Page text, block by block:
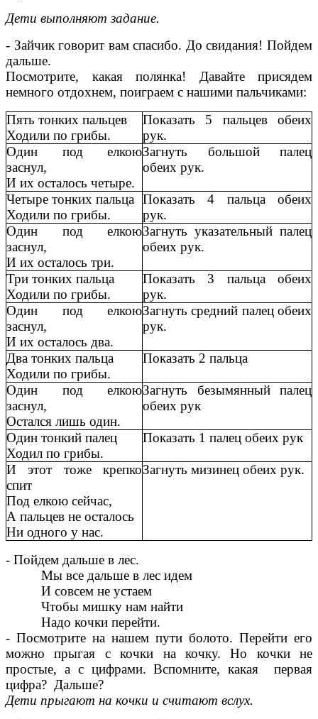
Дети выполняют задание.
- Зайчик говорит вам спасибо. До свидания! Пойдем
дальше.
Посмотрите, какая полянка! Давайте присядем
немного отдохнем, поиграем с нашими пальчиками:
Пять тонких пальцев
Ходили по грибы.
Показать 5 пальцев обеих
рук.
Один под елкою
заснул,
И их осталось четыре.
Загнуть большой палец
обеих рук.
Четыре тонких пальца
Ходили по грибы.
Показать 4 пальца обеих
рук.
Один под елкою
заснул,
И их осталось три.
Загнуть указательный палец
обеих рук.
Три тонких пальца
Ходили по грибы.
Показать 3 пальца обеих
рук.
Один под елкою
заснул,
И их осталось два.
Загнуть средний палец обеих
рук.
Два тонких пальца
Ходили по грибы.
Показать 2 пальца
Один под елкою
заснул,
Остался лишь один.
Загнуть безымянный палец
обеих рук
Один тонкий палец
Ходил по грибы.
Показать 1 палец обеих рук
И этот тоже крепко
спит
Под елкою сейчас,
А пальцев не осталось
Ни одного у нас.
Загнуть мизинец обеих рук.
- Пойдем дальше в лес.
Мы все дальше в лес идем
И совсем не устаем
Чтобы мишку нам найти
Надо кочки перейти.
- Посмотрите на нашем пути болото. Перейти его
можно прыгая с кочки на кочку. Но кочки не
простые, а с цифрами. Вспомните, какая первая
цифра? Дальше?
Дети прыгают на кочки и считают вслух.